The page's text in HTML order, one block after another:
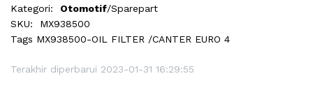
Kategori:
Otomotif/Sparepart
SKU:
MX938500
Tags MX938500-OIL FILTER /CANTER EURO 4
Terakhir diperbarui 2023-01-31 16:29:55